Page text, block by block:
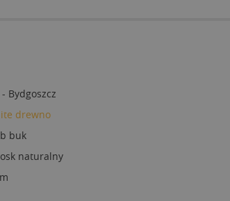
Bydgoszcz
drewno
buk
naturalny